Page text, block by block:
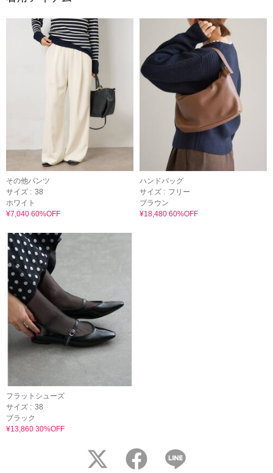
その他パンツ
サイズ : 38
ホワイト
¥7,040 60%OFF
ハンドバッグ
サイズ : フリー
ブラウン
¥18,480 60%OFF
フラットシューズ
サイズ : 38
ブラック
¥13,860 30%OFF
twitter facebook